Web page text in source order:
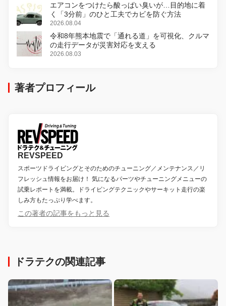
エアコンをつけたら酸っぱい臭いが…目的地に着
く「3分前」のひと工夫でカビを防ぐ方法
2026.08.04
令和8年熊本地震で「通れる道」を可視化、クルマ
の走行データが災害対応を支える
2026.08.03
著者プロフィール
REVSPEED
スポーツドライビングとそのためのチューニング／メンテナンス／リ
フレッシュ情報をお届け！ 気になるパーツやチューニングメニューの
試乗レポートを満載。ドライビングテクニックやサーキット走行の楽
しみ方もたっぷり学べます。
この著者の記事をもっと見る
ドラテクの関連記事